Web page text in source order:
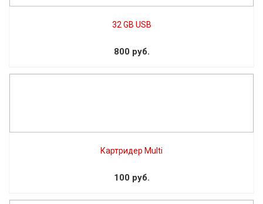
32 GB USB
800 руб.
Картридер Multi
100 руб.